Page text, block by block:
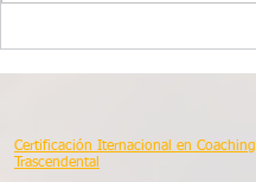
Certificación Iternacional en Coaching
Trascendental